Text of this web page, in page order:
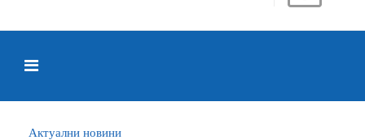
Актуални новини